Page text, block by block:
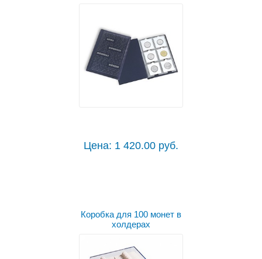
Цена: 1 420.00 руб.
Коробка для 100 монет в
холдерах